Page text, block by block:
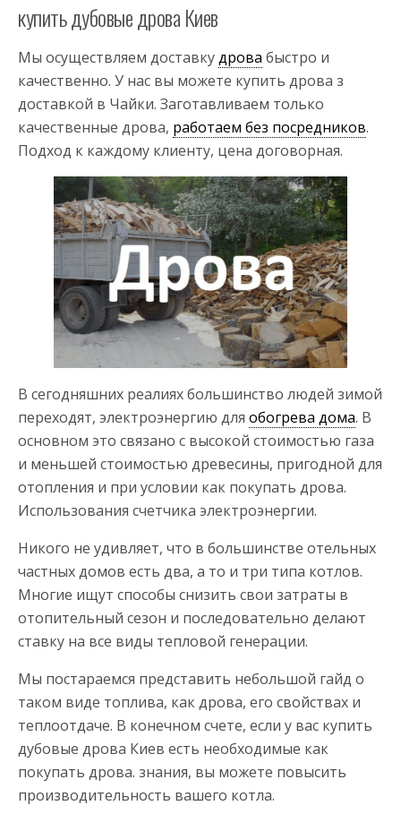
купить дубовые дрова Киев
Мы осуществляем доставкудрова быстро и
качественно. У нас вы можете купить дрова з
доставкой в Чайки. Заготавливаем только
качественные дрова, работаем без посредников.
Подход к каждому клиенту, цена договорная.
В сегодняшних реалиях большинство людей зимой
переходят, электроэнергию для обогрева дома. В
основном это связано с высокой стоимостью газа
и меньшей стоимостью древесины, пригодной для
отопления и при условии как покупать дрова.
Использования счетчика электроэнергии.
Никого не удивляет, что в большинстве отельных
частных домов есть два, а то и три типа котлов.
Многие ищут способы снизить свои затраты в
отопительный сезон и последовательно делают
ставку на все виды тепловой генерации.
Мы постараемся представить небольшой гайд о
таком виде топлива, как дрова, его свойствах и
теплоотдаче. В конечном счете, если у вас купить
дубовые дрова Киев есть необходимые как
покупать дрова. знания, вы можете повысить
производительность вашего котла.